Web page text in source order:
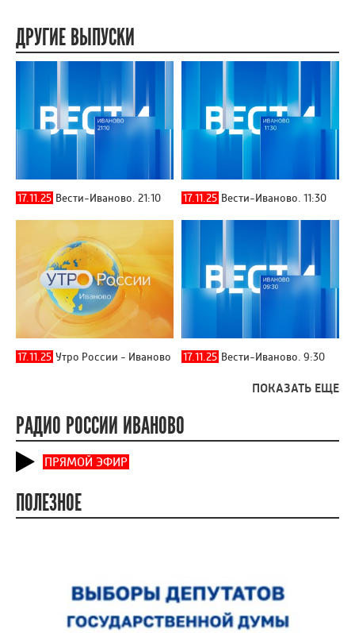
ДРУГИЕ ВЫПУСКИ
17.11.25 Вести-Иваново. 21:10 17.11.25 Вести-Иваново. 11:30
17.11.25 Утро России - Иваново 17.11.25 Вести-Иваново. 9:30
ПОКАЗАТЬ ЕЩЕ
РАДИО РОССИИ ИВАНОВО
ПРЯМОЙ ЭФИР
ПОЛЕЗНОЕ